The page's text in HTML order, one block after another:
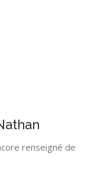
?
renseigné de